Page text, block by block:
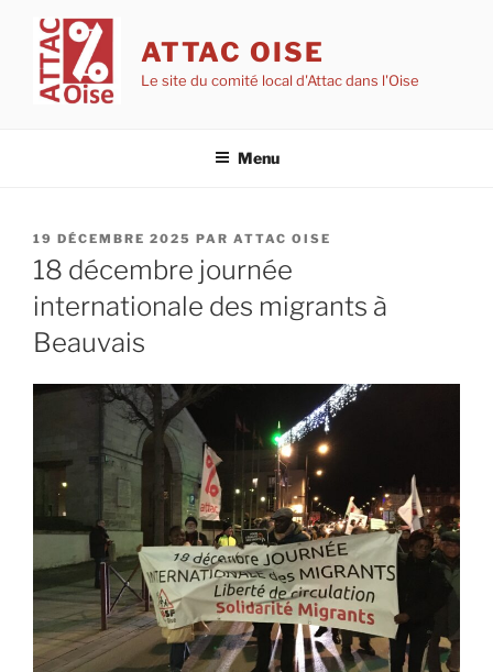
contenu
principal
ATTAC OISE
Le site du comité local d'Attac dans l'Oise
Menu
PUBLIÉ
LE
19 DÉCEMBRE 2025 PAR ATTAC OISE
18 décembre journée
internationale des migrants à
Beauvais